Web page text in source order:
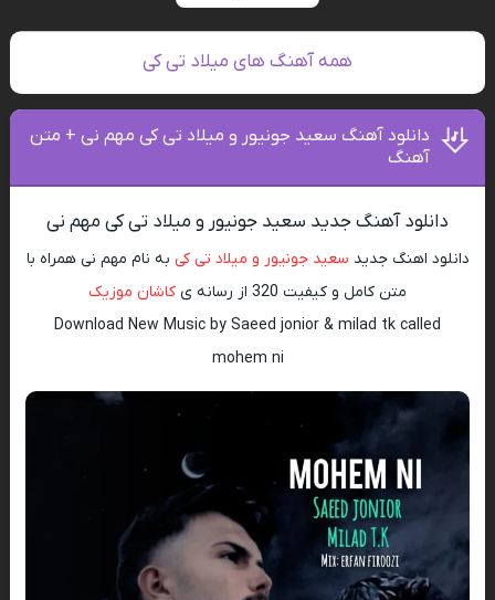
همه آهنگ های میلاد تی کی
دانلود آهنگ سعید جونیور و میلاد تی کی مهم نی + متن
آهنگ
دانلود آهنگ جدید سعید جونیور و میلاد تی کی مهم نی
دانلود اهنگ جدید سعید جونیور و میلاد تی کی به نام مهم نی همراه با
متن کامل و کیفیت 320 از رسانه ی
کاشان موزیک
Download New Music by Saeed jonior & milad tk called
mohem ni